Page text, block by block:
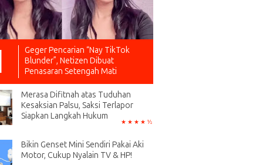
Geger Pencarian “Nay TikTok
Blunder”, Netizen Dibuat
Penasaran Setengah Mati
Merasa Difitnah atas Tuduhan
Kesaksian Palsu, Saksi Terlapor
Siapkan Langkah Hukum
Bikin Genset Mini Sendiri Pakai Aki
Motor, Cukup Nyalain TV & HP!